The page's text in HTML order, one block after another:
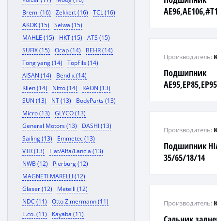
Bremi (16)
Zekkert (16)
TCL (16)
AKOK (15)
Seiwa (15)
MAHLE (15)
HKT (15)
ATS (15)
SUFIX (15)
Ocap (14)
BEHR (14)
Tong yang (14)
TopFils (14)
AISAN (14)
Bendix (14)
Kilen (14)
Nitto (14)
RAON (13)
SUN (13)
NT (13)
BodyParts (13)
Micro (13)
GLYCO (13)
General Motors (13)
DASHI (13)
Sailing (13)
Emmetec (13)
VTR (13)
Fiat/Alfa/Lancia (13)
NWB (12)
Pierburg (12)
MAGNETI MARELLI (12)
Glaser (12)
Metelli (12)
NDC (11)
Otto Zimermann (11)
E.co. (11)
Kayaba (11)
Подшипник
Производитель:
Подшипник
35/65/18/14
Производитель:
Производитель: